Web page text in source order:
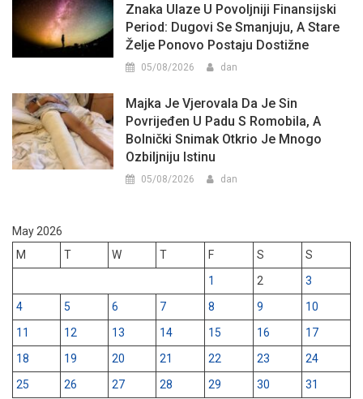
Znaka Ulaze U Povoljniji Finansijski
Period: Dugovi Se Smanjuju, A Stare
Želje Ponovo Postaju Dostižne
05/08/2026 dan
Majka Je Vjerovala Da Je Sin
Povrijeđen U Padu S Romobila, A
Bolnički Snimak Otkrio Je Mnogo
Ozbiljniju Istinu
05/08/2026 dan
May 2026
M
T W T F S
S
1
2
3
4
5 6 7 8 9
10
11
12 13 14 15 16
17
18
19 20 21 22 23
24
25
26 27 28 29 30 31